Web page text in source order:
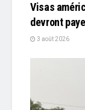
Visas
devront
3 août 2026